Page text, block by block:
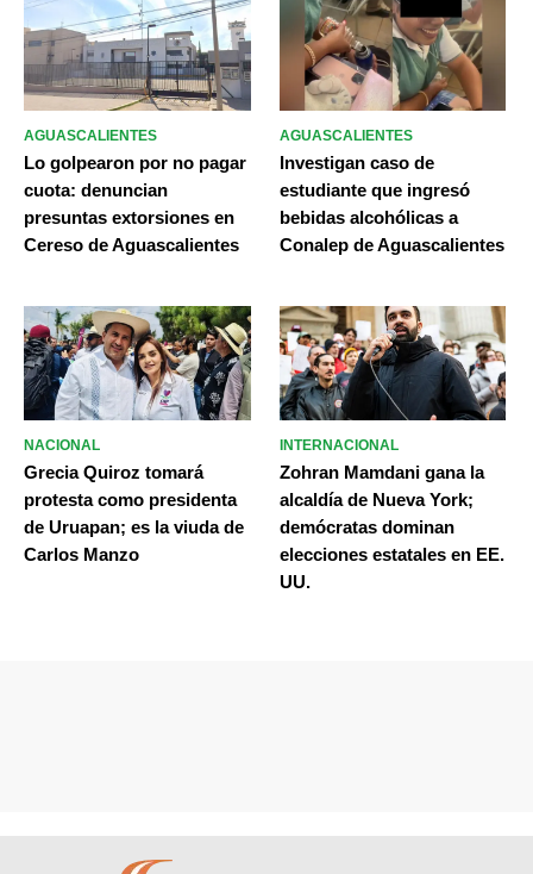
AGUASCALIENTES
Lo golpearon por no pagar
cuota: denuncian
presuntas extorsiones en
Cereso de Aguascalientes
AGUASCALIENTES
Investigan caso de
estudiante que ingresó
bebidas alcohólicas a
Conalep de Aguascalientes
NACIONAL
Grecia Quiroz tomará
protesta como presidenta
de Uruapan; es la viuda de
Carlos Manzo
INTERNACIONAL
Zohran Mamdani gana la
alcaldía de Nueva York;
demócratas dominan
elecciones estatales en EE.
UU.